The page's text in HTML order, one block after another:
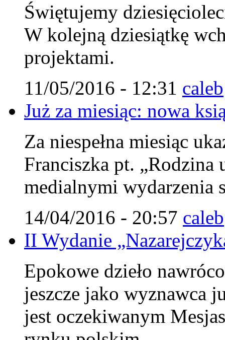
Świętujemy
W kolejną dziesiątkę
projektami.
11/05/2016 - 12:31 caleb
Już za miesiąc: nowa
Za niespełna miesiąc
Franciszka pt. „Rodzina
medialnymi wydarzenia
14/04/2016 - 20:57 caleb
II Wydanie
Epokowe dzieło
jeszcze jako wyznawca
jest oczekiwanym